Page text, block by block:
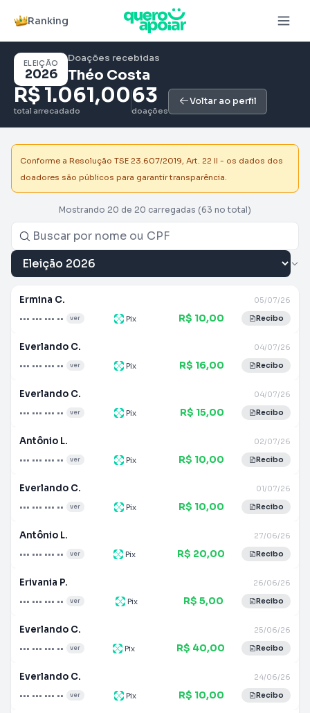
Ranking
ELEIÇÃO
2026
Doações recebidas
Théo Costa
R$ 1.061,00
total arrecadado
63
doações
Voltar ao perfil
Conforme a Resolução TSE 23.607/2019, Art. 22 II - os dados dos
doadores são públicos para garantir transparência.
Mostrando 20 de 20 carregadas (63 no total)
Ermina C.
••• ••• ••• •• ver
05/07/26
Pix R$ 10,00 Recibo
Everlando C.
••• ••• ••• •• ver
04/07/26
Pix R$ 16,00 Recibo
Everlando C.
••• ••• ••• •• ver
04/07/26
Pix R$ 15,00 Recibo
Antônio L.
••• ••• ••• •• ver
02/07/26
Pix R$ 10,00 Recibo
Everlando C.
••• ••• ••• •• ver
01/07/26
Pix R$ 10,00 Recibo
Antônio L.
••• ••• ••• •• ver
27/06/26
Pix R$ 20,00 Recibo
Erivania P.
••• ••• ••• •• ver
26/06/26
Pix R$ 5,00 Recibo
Everlando C.
••• ••• ••• •• ver
25/06/26
Pix R$ 40,00 Recibo
Everlando C.
••• ••• ••• •• ver
24/06/26
Pix R$ 10,00 Recibo